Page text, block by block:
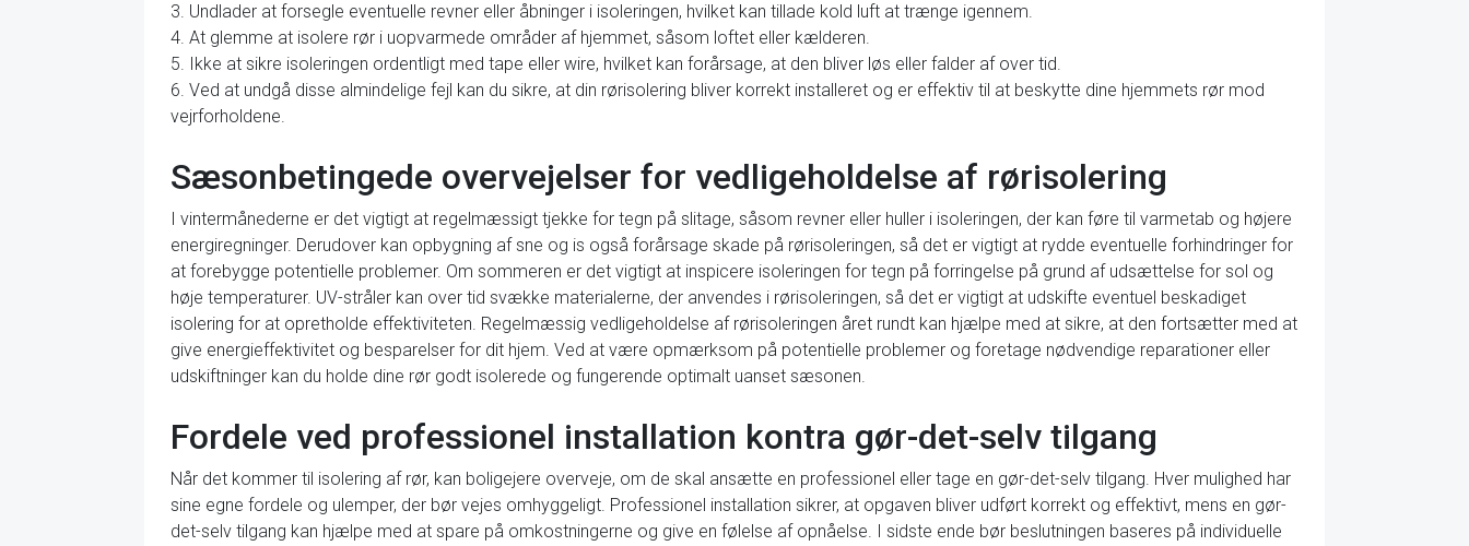
3. Undlader at forsegle eventuelle revner eller åbninger i isoleringen, hvilket kan tillade kold luft at trænge igennem.
4. At glemme at isolere rør i uopvarmede områder af hjemmet, såsom loftet eller kælderen.
5. Ikke at sikre isoleringen ordentligt med tape eller wire, hvilket kan forårsage, at den bliver løs eller falder af over tid.
6. Ved at undgå disse almindelige fejl kan du sikre, at din rørisolering bliver korrekt installeret og er effektiv til at beskytte dine hjemmets rør mod
vejrforholdene.
Sæsonbetingede overvejelser for vedligeholdelse af rørisolering
I vintermånederne er det vigtigt at regelmæssigt tjekke for tegn på slitage, såsom revner eller huller i isoleringen, der kan føre til varmetab og højere
energiregninger. Derudover kan opbygning af sne og is også forårsage skade på rørisoleringen, så det er vigtigt at rydde eventuelle forhindringer for
at forebygge potentielle problemer. Om sommeren er det vigtigt at inspicere isoleringen for tegn på forringelse på grund af udsættelse for sol og
høje temperaturer. UV-stråler kan over tid svække materialerne, der anvendes i rørisoleringen, så det er vigtigt at udskifte eventuel beskadiget
isolering for at opretholde effektiviteten. Regelmæssig vedligeholdelse af rørisoleringen året rundt kan hjælpe med at sikre, at den fortsætter med at
give energieffektivitet og besparelser for dit hjem. Ved at være opmærksom på potentielle problemer og foretage nødvendige reparationer eller
udskiftninger kan du holde dine rør godt isolerede og fungerende optimalt uanset sæsonen.
Fordele ved professionel installation kontra gør-det-selv tilgang
Når det kommer til isolering af rør, kan boligejere overveje, om de skal ansætte en professionel eller tage en gør-det-selv tilgang. Hver mulighed har
sine egne fordele og ulemper, der bør vejes omhyggeligt. Professionel installation sikrer, at opgaven bliver udført korrekt og effektivt, mens en gør-
det-selv tilgang kan hjælpe med at spare på omkostningerne og give en følelse af opnåelse. I sidste ende bør beslutningen baseres på individuelle